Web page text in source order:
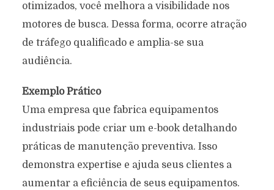
otimizados, você melhora a visibilidade nos
motores de busca. Dessa forma, ocorre atração
de tráfego qualificado e amplia-se sua
audiência.
Exemplo Prático
Uma empresa que fabrica equipamentos
industriais pode criar um e-book detalhando
práticas de manutenção preventiva. Isso
demonstra expertise e ajuda seus clientes a
aumentar a eficiência de seus equipamentos.